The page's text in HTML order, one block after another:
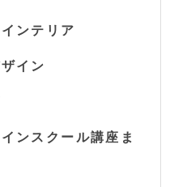
ンテリア
イン
ンスクール講座ま